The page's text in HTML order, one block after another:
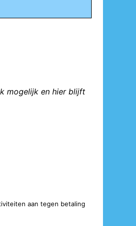
mogelijk en hier blijft
aan tegen betaling